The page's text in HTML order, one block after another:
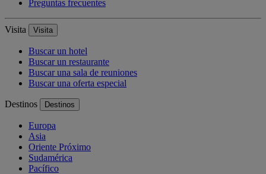
Preguntas frecuentes
Visita Visita
Buscar un hotel
Buscar un restaurante
Buscar una sala de reuniones
Buscar una oferta especial
Destinos Destinos
Europa
Asia
Oriente Próximo
Sudamérica
Pacífico